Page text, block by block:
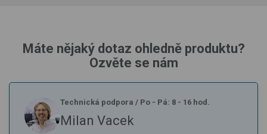
Máte nějaký dotaz ohledně produktu?
Ozvěte se nám
Technická podpora / Po - Pá: 8 - 16 hod.
Milan Vacek